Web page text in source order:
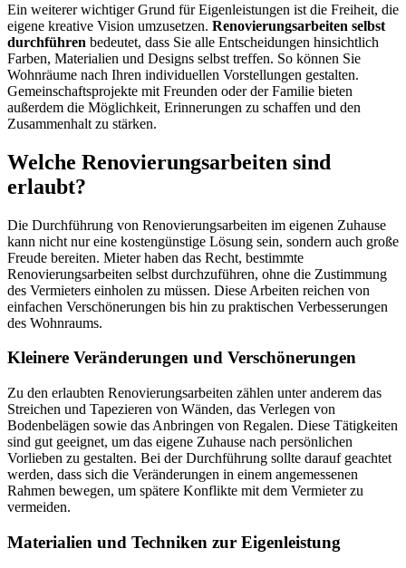
Ein weiterer wichtiger Grund für Eigenleistungen ist die Freiheit, die
eigene kreative Vision umzusetzen. Renovierungsarbeiten selbst
durchführen bedeutet, dass Sie alle Entscheidungen hinsichtlich
Farben, Materialien und Designs selbst treffen. So können Sie
Wohnräume nach Ihren individuellen Vorstellungen gestalten.
Gemeinschaftsprojekte mit Freunden oder der Familie bieten
außerdem die Möglichkeit, Erinnerungen zu schaffen und den
Zusammenhalt zu stärken.
Welche Renovierungsarbeiten sind
erlaubt?
Die Durchführung von Renovierungsarbeiten im eigenen Zuhause
kann nicht nur eine kostengünstige Lösung sein, sondern auch große
Freude bereiten. Mieter haben das Recht, bestimmte
Renovierungsarbeiten selbst durchzuführen, ohne die Zustimmung
des Vermieters einholen zu müssen. Diese Arbeiten reichen von
einfachen Verschönerungen bis hin zu praktischen Verbesserungen
des Wohnraums.
Kleinere Veränderungen und Verschönerungen
Zu den erlaubten Renovierungsarbeiten zählen unter anderem das
Streichen und Tapezieren von Wänden, das Verlegen von
Bodenbelägen sowie das Anbringen von Regalen. Diese Tätigkeiten
sind gut geeignet, um das eigene Zuhause nach persönlichen
Vorlieben zu gestalten. Bei der Durchführung sollte darauf geachtet
werden, dass sich die Veränderungen in einem angemessenen
Rahmen bewegen, um spätere Konflikte mit dem Vermieter zu
vermeiden.
Materialien und Techniken zur Eigenleistung